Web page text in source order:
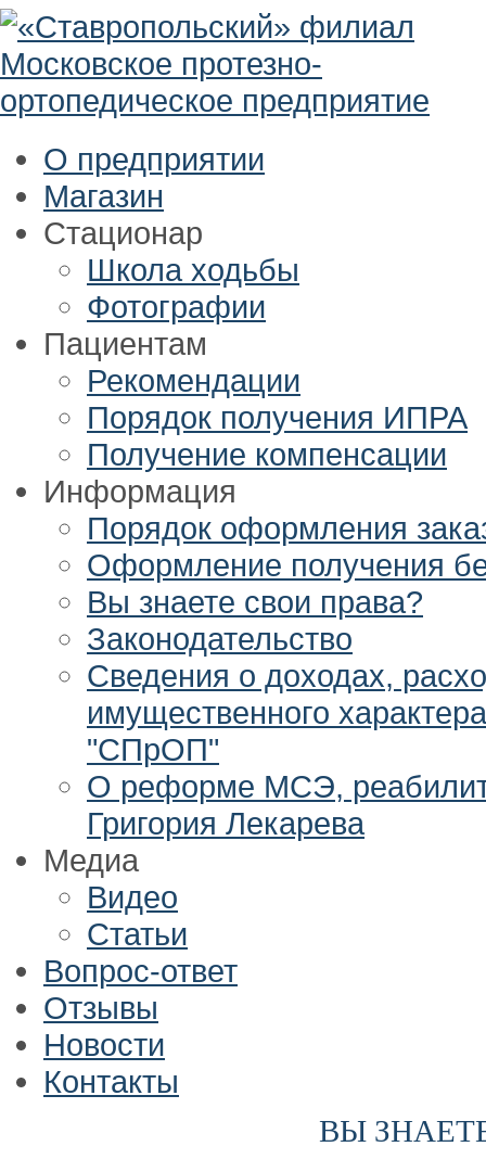
О предприятии
Магазин
Стационар
Школа ходьбы
Фотографии
Пациентам
Рекомендации
Порядок получения ИПРА
Получение компенсации
Информация
Порядок оформления
Оформление получения
Вы знаете свои права?
Законодательство
Сведения о доходах,
имущественного
"СПрОП"
О реформе МСЭ,
Григория Лекарева
Медиа
Видео
Статьи
Вопрос-ответ
Отзывы
Новости
Контакты
ВЫ